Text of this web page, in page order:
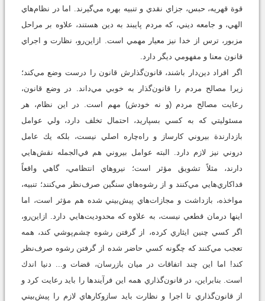
قوة قهريه، حبس، جزاي نقدي و تنبيه بهره مي‌گيرند. اما در نظام‌هاي
الهي، و جامعه ديني، كه مردم پايبند به دين هستند، علاوه بر مراحل
مزبور، ترس از خدا نيز معيار مهمي است. از‌اين‌رو، نظارت و اجراي
قانون معنا و مفهومي ديگر دارد.
اگر افراد دين‌دار باشند، قانون‌گذارش قانون را درست وضع مي‌كند؛
زيرا مصالح مردم را قانون‌گذار به خوبي مي‌داند. در وضع قانون،
رعايت مصالح مردم (و نه خودش) مهم است. در اين نظام، هر
مسئوليتي كه به كسي بسپاريد، احتمال تخلف دارد، ولي عوامل
بازدارندة بيروني كارساز و راه‌چاره اصلي نيست، بلكه يك عامل
دروني نيز لازم دارد. البته عوامل بيروني هم في‌الجمله نقش‌هايي
دارند، مثلاً تشويق مؤثر است؛ نيروهاي انتظامي، گاهي واقعاً
فداكاري‌هايي مي‌كنند و از رشوه‌هاي سنگين صرف‌نظر مي‌كنند؛ تنبيه،
مواخذه، بازداشت و مجازات‌هاي پيش‌بيني شده هم مؤثر است، اما
اينها درمان قطعي نيست، به علاوه كه محدوديت‌هايي دارد. ازاين‌رو،
اگر كسي چنين ايثاري كرده، از گرفتن رشوه چشم‌پوشي كند، همه
تعجب مي‌كنند كه چگونه كسي حاضر شده از گرفتن رشوه صرف‌نظر
كند! اما اين چند اتفاقات در ميان بازرسان، قضات و... دنيا اندك
است. بنابراين، در قانون‌گذاري همه اين فرآيندها را بايد رعايت كرد و
از قانون‌گذاري تا اجرا و نظارت بايد سازوكارهاي لازم را پيش‌بيني